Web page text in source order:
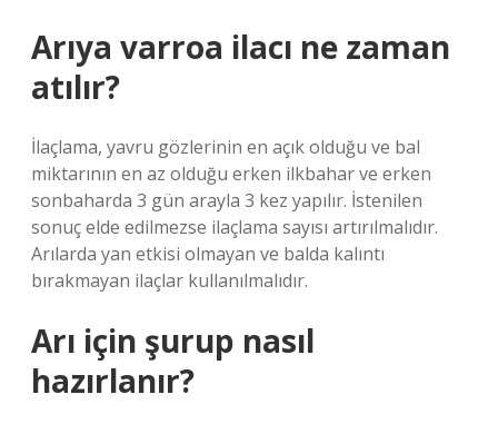
Arıya varroa ilacı ne zaman
atılır?
İlaçlama, yavru gözlerinin en açık olduğu ve bal
miktarının en az olduğu erken ilkbahar ve erken
sonbaharda 3 gün arayla 3 kez yapılır. İstenilen
sonuç elde edilmezse ilaçlama sayısı artırılmalıdır.
Arılarda yan etkisi olmayan ve balda kalıntı
bırakmayan ilaçlar kullanılmalıdır.
Arı için şurup nasıl
hazırlanır?